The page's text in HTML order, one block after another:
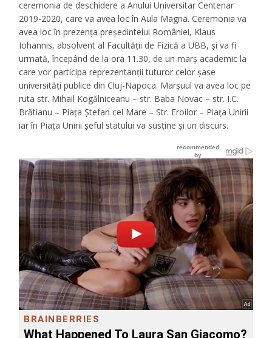
ceremonia de deschidere a Anului Universitar Centenar
2019-2020, care va avea loc în Aula Magna. Ceremonia va
avea loc în prezenţa preşedintelui României, Klaus
Iohannis, absolvent al Facultății de Fizică a UBB, şi va fi
urmată, începând de la ora 11.30, de un marş academic la
care vor participa reprezentanţii tuturor celor şase
universităţi publice din Cluj-Napoca. Marșuul va avea loc pe
ruta str. Mihail Kogălniceanu – str. Baba Novac – str. I.C.
Brătianu – Piaţa Ştefan cel Mare – Str. Eroilor – Piaţa Unirii
iar în Piața Unirii șeful statului va susține și un discurs.